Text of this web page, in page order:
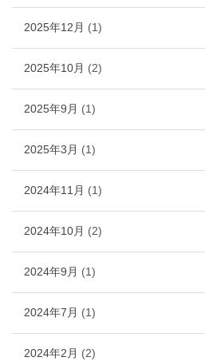
2025年12月 (1)
2025年10月 (2)
2025年9月 (1)
2025年3月 (1)
2024年11月 (1)
2024年10月 (2)
2024年9月 (1)
2024年7月 (1)
2024年2月 (2)